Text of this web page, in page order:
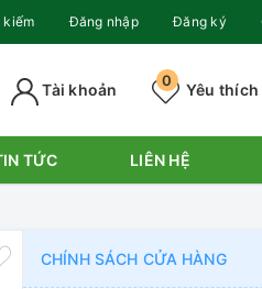
kiếm Đăng nhập Đăng ký
Yêu thích
0
Tài khoản
TỨC LIÊN HỆ
CHÍNH SÁCH CỬA HÀNG